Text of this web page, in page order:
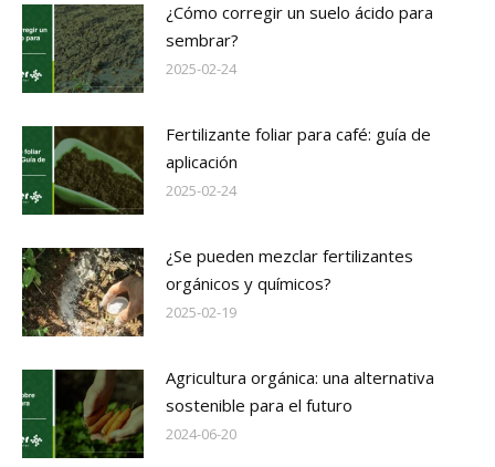
¿Cómo corregir un suelo ácido para
sembrar?
2025-02-24
Fertilizante foliar para café: guía de
aplicación
2025-02-24
¿Se pueden mezclar fertilizantes
orgánicos y químicos?
2025-02-19
Agricultura orgánica: una alternativa
sostenible para el futuro
2024-06-20